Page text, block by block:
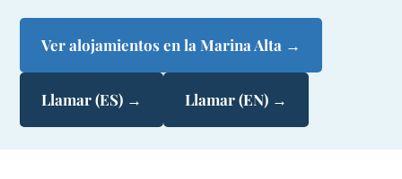
Ver alojamientos en la Marina Alta →
Llamar (ES) → Llamar (EN) →